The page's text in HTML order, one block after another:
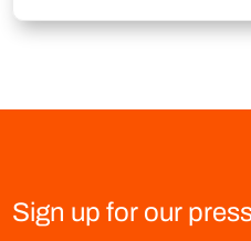
Sign up for our